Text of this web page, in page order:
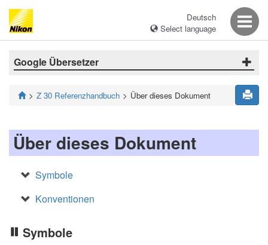
Deutsch
Select language
Google Übersetzer
Z 30 Referenzhandbuch Über dieses Dokument
Über dieses Dokument
Symbole
Konventionen
Symbole